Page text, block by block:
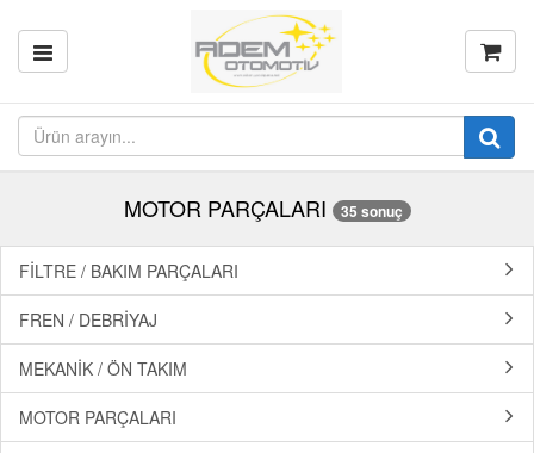
MOTOR PARÇALARI 35 sonuç
FİLTRE / BAKIM PARÇALARI
FREN / DEBRİYAJ
MEKANİK / ÖN TAKIM
MOTOR PARÇALARI